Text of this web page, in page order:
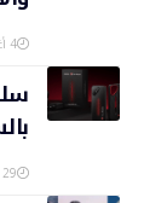
4 أغسطس، 2026
29 يوليو، 2026